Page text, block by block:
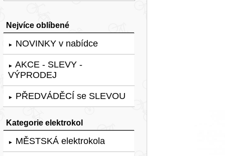
Nejvíce oblíbené
► NOVINKY v nabídce
► AKCE - SLEVY -
VÝPRODEJ
► PŘEDVÁDĚCÍ se SLEVOU
Kategorie elektrokol
► MĚSTSKÁ elektrokola